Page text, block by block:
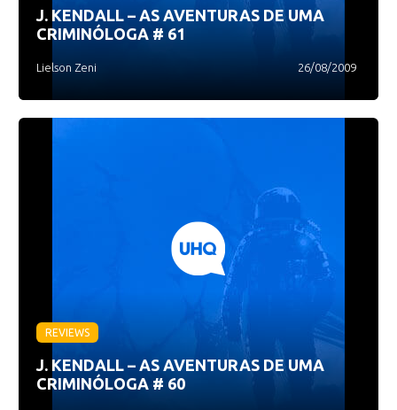
J. KENDALL – AS AVENTURAS DE UMA
CRIMINÓLOGA # 61
Lielson Zeni 26/08/2009
REVIEWS
J. KENDALL – AS AVENTURAS DE UMA
CRIMINÓLOGA # 60